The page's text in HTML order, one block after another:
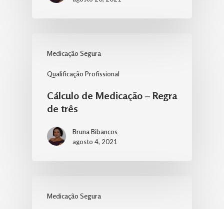
Medicação Segura
Qualificação Profissional
Cálculo de Medicação – Regra
de três
Bruna Bibancos
agosto 4, 2021
Medicação Segura